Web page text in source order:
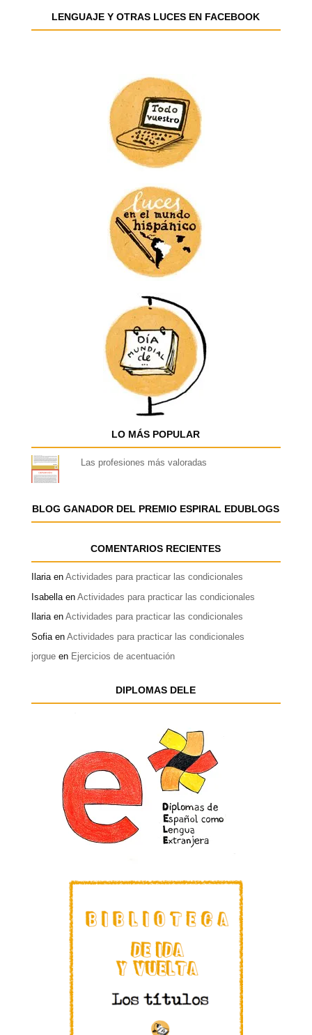
m
LENGUAJE Y OTRAS LUCES EN FACEBOOK
LO MÁS POPULAR
Las profesiones más valoradas
BLOG GANADOR DEL PREMIO ESPIRAL EDUBLOGS
COMENTARIOS RECIENTES
Ilariaen Actividades para practicar las condicionales
Isabellaen Actividades para practicar las condicionales
Ilariaen Actividades para practicar las condicionales
Sofiaen Actividades para practicar las condicionales
jorgueen Ejercicios de acentuación
DIPLOMAS DELE